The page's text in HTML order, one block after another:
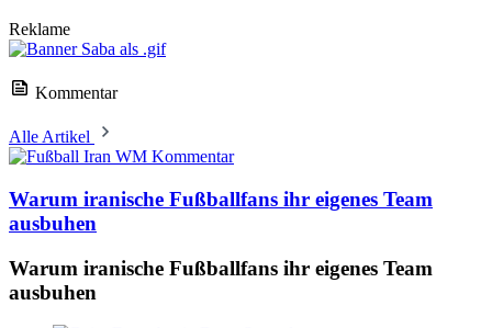
Reklame
Kommentar
Alle Artikel
Kommentar
Warum iranische Fußballfans ihr eigenes Team
ausbuhen
Warum iranische Fußballfans ihr eigenes Team
ausbuhen